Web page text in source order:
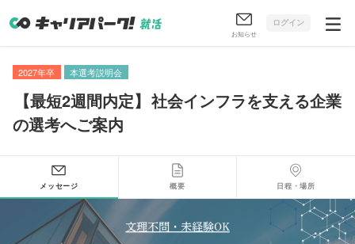
お知らせ
ログイン
2027年卒 本選考説明会
【最短2週間内定】 社会インフラを支える企業
の選考へご案内
メッセージ 概要 日程・場所